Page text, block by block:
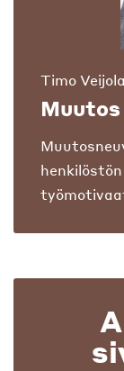
Timo Veijola